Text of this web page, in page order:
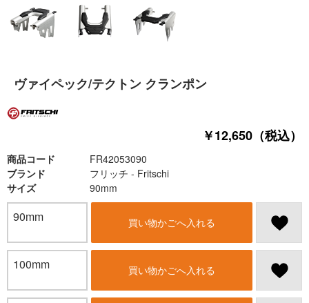
ヴァイペック/テクトン クランポン
￥12,650（税込）
商品コード
FR42053090
ブランド
フリッチ - Fritschi
サイズ
90mm
90mm 買い物かごへ入れる
100mm 買い物かごへ入れる